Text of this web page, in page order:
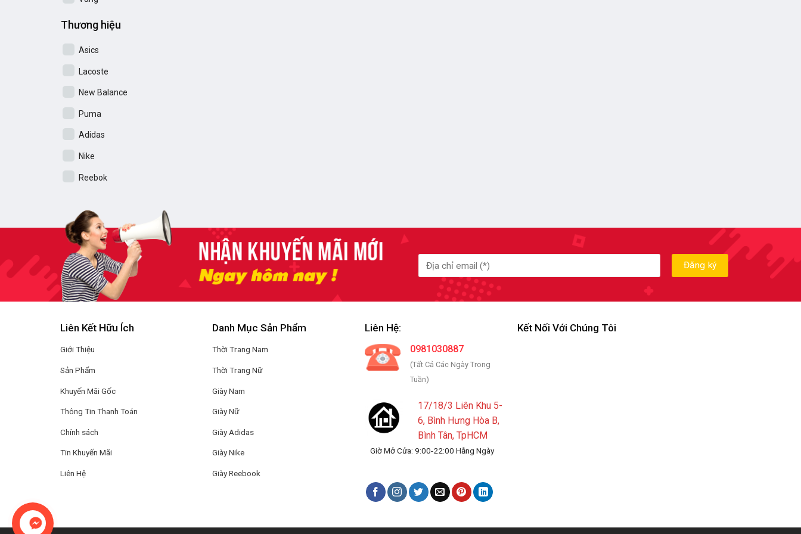
Thương hiệu
Asics
Lacoste
New Balance
Puma
Adidas
Nike
Reebok
Liên Kết Hữu Ích
Giới Thiệu
Sản Phẩm
Khuyến Mãi Gốc
Thông Tin Thanh Toán
Chính sách
Tin Khuyến Mãi
Liên Hệ
Danh Mục Sản Phẩm
Thời Trang Nam
Thời Trang Nữ
Giày Nam
Giày Nữ
Giày Adidas
Giày Nike
Giày Reebook
Liên Hệ:
0981030887
(Tất Cả Các Ngày Trong
Tuần)
17/18/3 Liên Khu 5-
6, Bình Hưng Hòa B,
Bình Tân, TpHCM
Giờ Mở Cửa: 9:00-22:00 Hằng Ngày
Kết Nối Với Chúng Tôi